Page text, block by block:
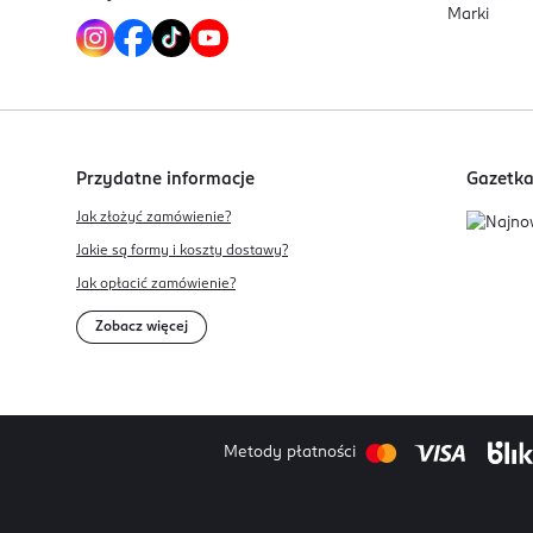
Marki
Przydatne informacje
Jak złożyć zamówienie?
Jakie są formy i koszty dostawy?
Jak opłacić zamówienie?
Zobacz więcej
Gazetka
Metody płatności